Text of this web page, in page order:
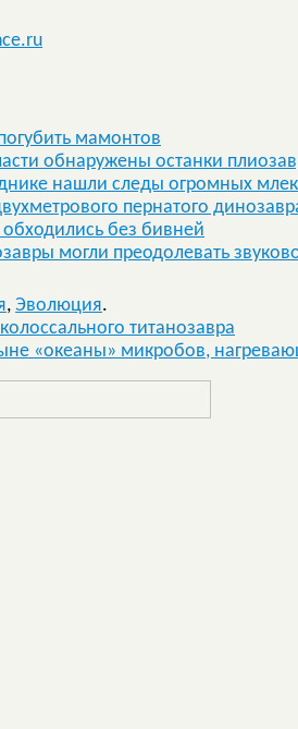
мамонтов
обнаружены останки
нашли следы огромных
пернатого
без бивней
могли преодолевать
, Эволюция.
титанозавра
«океаны» микробов,